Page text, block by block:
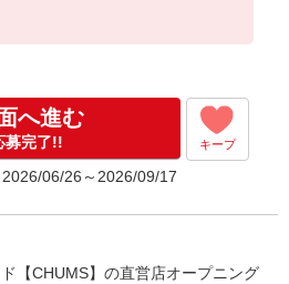
定有）
）：同条件
へ進む
募完了!! キープ
06/26～2026/09/17
【CHUMS】の直営店オープニング